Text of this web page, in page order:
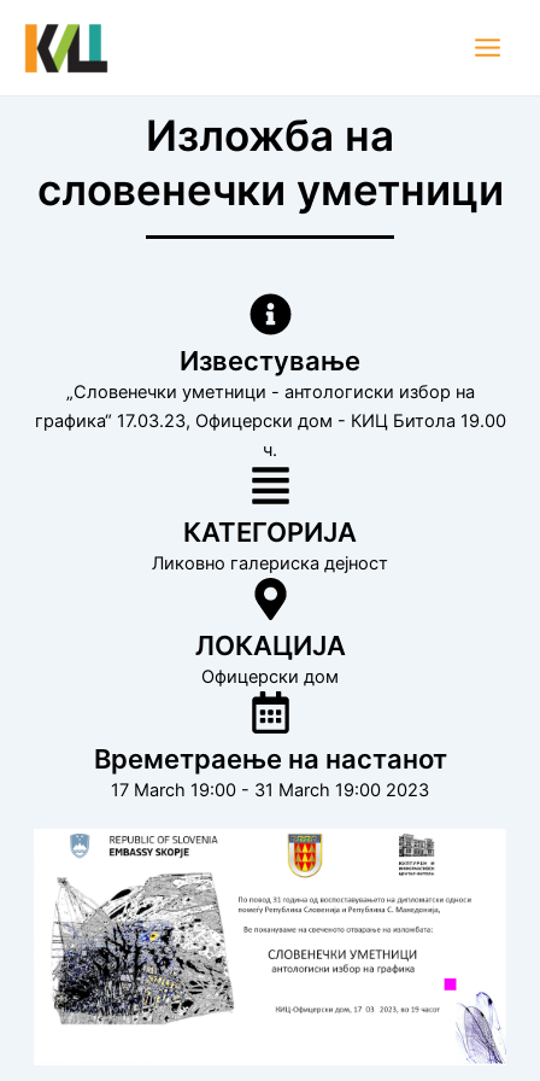
content
Изложба на
словенечки уметници
Известување
„Словенечки уметници - антологиски избор на
графика“ 17.03.23, Офицерски дом - КИЦ Битола 19.00
ч.
КАТЕГОРИЈА
Ликовно галериска дејност
ЛОКАЦИЈА
Офицерски дом
Времетраење на настанот
17 March 19:00 - 31 March 19:00 2023